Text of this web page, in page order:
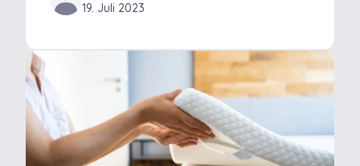
19. Juli 2023